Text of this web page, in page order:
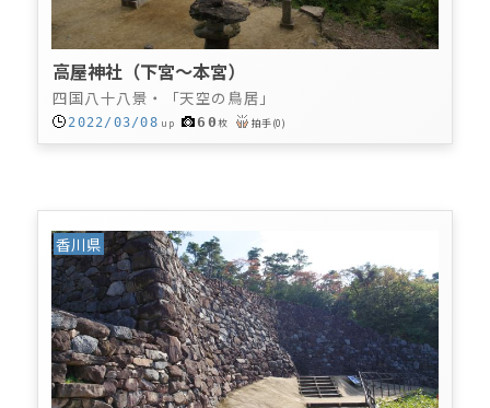
高屋神社（下宮～本宮）
四国八十八景・「天空の鳥居」
2022/03/08 up 60枚 拍手(0)
香川県